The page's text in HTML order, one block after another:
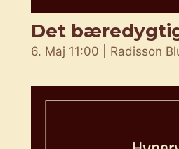
Det
6. Maj 11:00 | Radisson